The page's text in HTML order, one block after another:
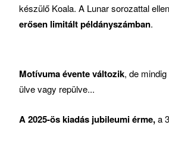
készülő Koala. A Lunar sorozattal
erősen limitált példányszámban.
Motívuma évente változik, de
ülve vagy repülve...
A 2025-ös kiadás jubileumi érme,a